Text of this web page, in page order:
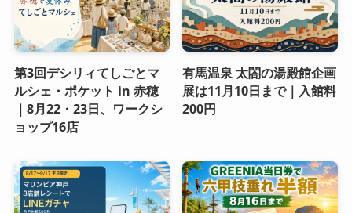
第3回デシリィてしごとマ
ルシェ・ポケット in 赤穂
｜8月22・23日、ワークシ
ョップ16店
有馬温泉 太閤の湯殿館企画
展は11月10日まで｜入館料
200円